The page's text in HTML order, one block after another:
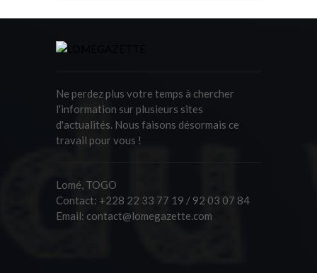
Ne perdez plus votre temps à chercher
l'information sur plusieurs sites
d'actualités. Nous faisons désormais ce
travail pour vous !
Lomé, TOGO
Contact: +228 22 33 77 19 / 92 03 07 84
Email: contact@lomegazette.com